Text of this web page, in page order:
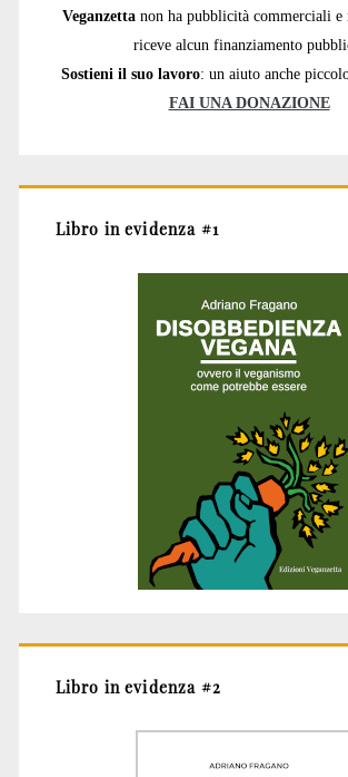
Veganzetta non ha pubblicità commerciali e
riceve alcun finanziamento
Sostieni il suo lavoro: un aiuto anche
FAI UNA DONAZIONE
Libro in evidenza #1
Libro in evidenza #2